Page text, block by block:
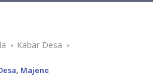
Kabar Desa
, Majene